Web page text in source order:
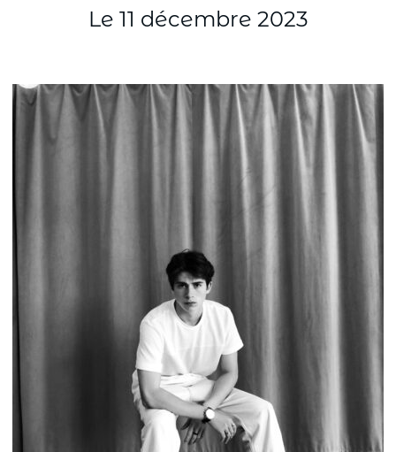
Le 11 décembre 2023